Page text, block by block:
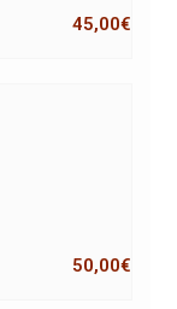
45,00€
50,00€